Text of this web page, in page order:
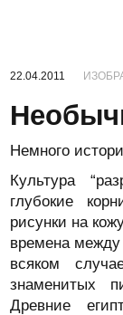
22.04.2011
Немного
Культура
глубокие
рисунки на
времена
всяком
знаменитых
Древние